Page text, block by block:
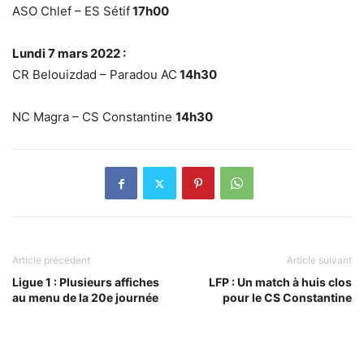
ASO Chlef – ES Sétif17h00
Lundi 7 mars 2022 :
CR Belouizdad – Paradou AC 14h30
NC Magra – CS Constantine 14h30
Article précédent
Ligue 1 : Plusieurs affiches
au menu de la 20e journée
Article suivant
LFP : Un match à huis clos
pour le CS Constantine